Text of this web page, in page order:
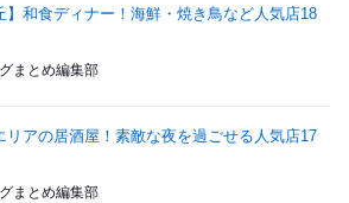
】和食ディナー！海鮮・焼き鳥など人気店18
まとめ編集部
リアの居酒屋！素敵な夜を過ごせる人気店17
まとめ編集部